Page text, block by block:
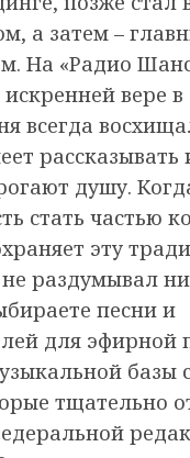
а затем –
На «Радио
вере в
всегда
рассказывать
душу.
стать частью
эту
раздумывал
песни и
для эфирной
базы
тщательно